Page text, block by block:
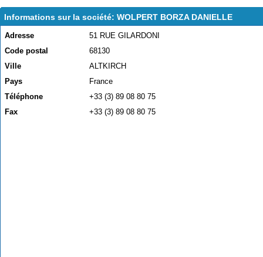
Informations sur la société: WOLPERT BORZA DANIELLE
Adresse
51 RUE GILARDONI
Code postal
68130
Ville
ALTKIRCH
Pays
France
Téléphone
+33 (3) 89 08 80 75
Fax
+33 (3) 89 08 80 75